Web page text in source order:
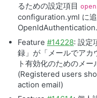
るための設定項目
configuration.yml に
Feature #14228: 設定
録」が「メールでアカ
ト有効化のためのメ
(Registered users
action email)